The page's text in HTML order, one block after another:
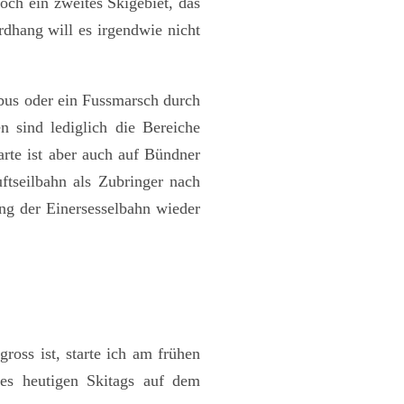
will es irgendwie nicht
oder ein Fussmarsch durch
sind lediglich die Bereiche
ist aber auch auf Bündner
als Zubringer nach
der Einersesselbahn wieder
ist, starte ich am frühen
heutigen Skitags auf dem